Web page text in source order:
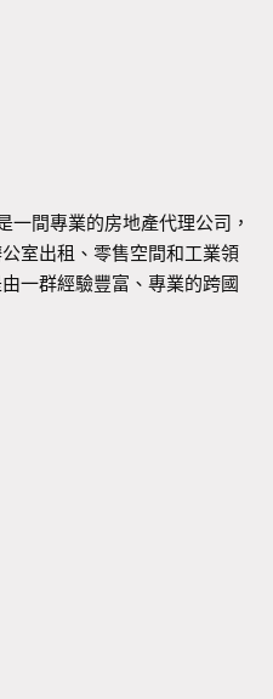
商業地點的吸引力，使
並促進物流運作。
與現代企業的混合。儘
，但已經顯著多元化。
如長沙灣批發食品市場
作為物流和分銷中心的
新中心。這些現代化的
齊全的工作空間的初創
一間專業的房地產代理公司，
室出租、零售空間和工業領
一群經驗豐富、專業的跨國